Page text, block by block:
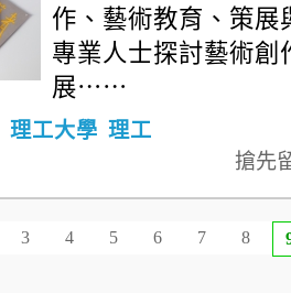
作、藝術教育、策展
專業人士探討藝術創
展⋯⋯
理工大學 理工
搶先
3 4 5 6 7 8